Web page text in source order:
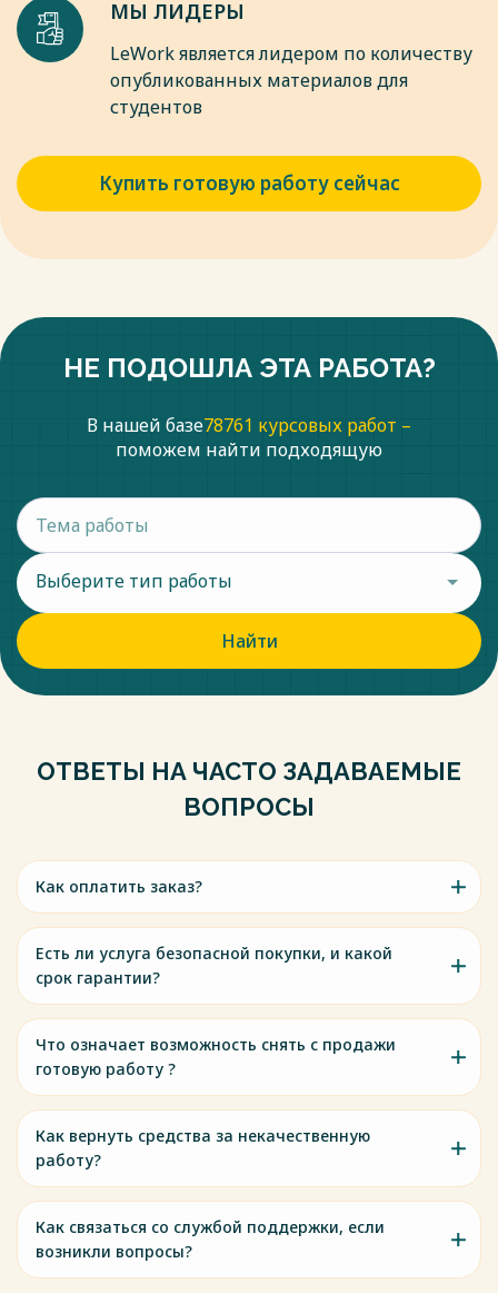
МЫ ЛИДЕРЫ
LeWork является лидером по количеству
опубликованных материалов для
студентов
Купить готовую работу сейчас
НЕ ПОДОШЛА ЭТА РАБОТА?
В нашей базе78761 курсовых работ –
поможем найти подходящую
Выберите тип работы
Найти
ОТВЕТЫ НА ЧАСТО ЗАДАВАЕМЫЕ
ВОПРОСЫ
Как оплатить заказ?
Есть ли услуга безопасной покупки, и какой
срок гарантии?
Что означает возможность снять с продажи
готовую работу ?
Как вернуть средства за некачественную
работу?
Как связаться со службой поддержки, если
возникли вопросы?